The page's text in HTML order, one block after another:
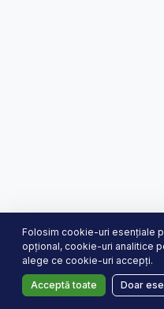
Construit
Termeni și Condiții
Folosim cookie-uri esențiale
opțional, cookie-uri analitice
alege ce cookie-uri accepți.
Acceptă toate Doar